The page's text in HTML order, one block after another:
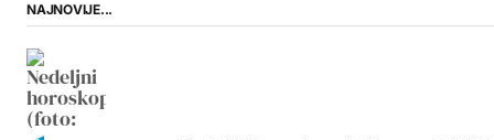
NAJNOVIJE...